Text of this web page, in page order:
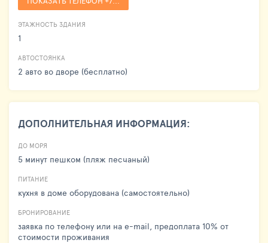
ЭТАЖНОСТЬ ЗДАНИЯ
1
АВТОСТОЯНКА
2 авто во дворе (бесплатно)
ДОПОЛНИТЕЛЬНАЯ ИНФОРМАЦИЯ:
ДО МОРЯ
5 минут пешком (пляж песчаный)
ПИТАНИЕ
кухня в доме оборудована (самостоятельно)
БРОНИРОВАНИЕ
заявка по телефону или на e-mail, предоплата 10% от
стоимости проживания